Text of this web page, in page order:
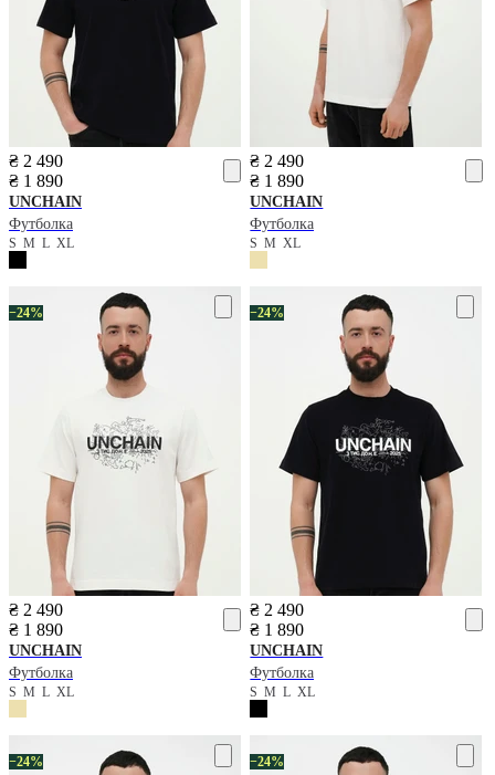
₴ 2 490
₴ 1 890
UNCHAIN
Футболка
S M L XL
₴ 2 490
₴ 1 890
UNCHAIN
Футболка
SMXL
−24%
₴ 2 490
₴ 1 890
UNCHAIN
Футболка
S M L XL
−24%
₴ 2 490
₴ 1 890
UNCHAIN
Футболка
SMLXL
−24% −24%